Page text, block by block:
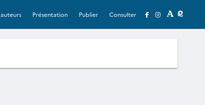
Présentation Publier Consulter